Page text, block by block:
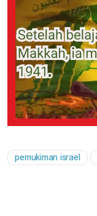
pemukiman israel